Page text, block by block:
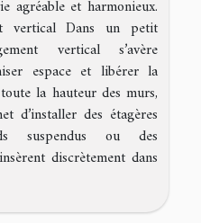
agréable et harmonieux.
vertical Dans un petit
vertical s’avère
espace et libérer la
la hauteur des murs,
d’installer des étagères
suspendus ou des
discrètement dans